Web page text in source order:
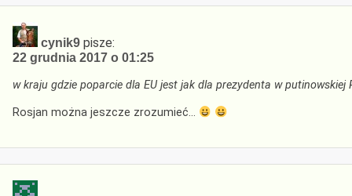
cynik9 pisze:
22 grudnia 2017 o 01:25
w kraju gdzie poparcie dla EU jest jak dla prezydenta w putinowskiej
Rosjan można jeszcze zrozumieć…